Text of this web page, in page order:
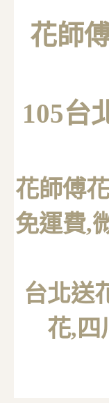
花師
105
花師傅
免運費,
台北送
花,四